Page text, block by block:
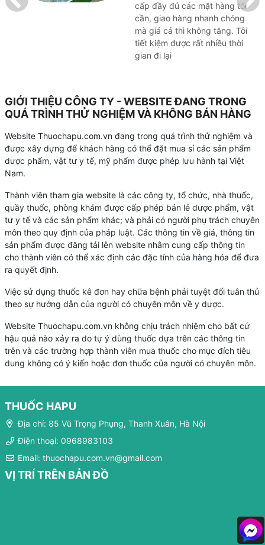
cấp đầy đủ các mặt hàng tôi
cần, giao hàng nhanh chóng
mà giá cả thì không tăng. Tôi
tiết kiệm được rất nhiều thời
gian đi lại
GIỚI THIỆU CÔNG TY - WEBSITE ĐANG TRONG
QUÁ TRÌNH THỬ NGHIỆM VÀ KHÔNG BÁN HÀNG
Website Thuochapu.com.vn đang trong quá trình thử nghiệm và
được xây dựng để khách hàng có thể đặt mua sỉ các sản phẩm
dược phẩm, vật tư y tế, mỹ phẩm được phép lưu hành tại Việt
Nam.
Thành viên tham gia website là các công ty, tổ chức, nhà thuốc,
quầy thuốc, phòng khám được cấp phép bán lẻ dược phẩm, vật
tư y tế và các sản phẩm khác; và phải có người phụ trách chuyên
môn theo quy định của pháp luật. Các thông tin về giá, thông tin
sản phẩm được đăng tải lên website nhằm cung cấp thông tin
cho thành viên có thể xác định các đặc tính của hàng hóa để đưa
ra quyết định.
Việc sử dụng thuốc kê đơn hay chữa bệnh phải tuyệt đối tuân thủ
theo sự hướng dẫn của người có chuyên môn về y dược.
Website Thuochapu.com.vn không chịu trách nhiệm cho bất cứ
hậu quả nào xảy ra do tự ý dùng thuốc dựa trên các thông tin
trên và các trường hợp thành viên mua thuốc cho mục đích tiêu
dung không có ý kiến hoặc đơn thuốc của người có chuyên môn.
THUỐC HAPU
Địa chỉ: 85 Vũ Trọng Phụng, Thanh Xuân, Hà Nội
Điện thoại: 0968983103
Email: thuochapu.com.vn@gmail.com
VỊ TRÍ TRÊN BẢN ĐỒ